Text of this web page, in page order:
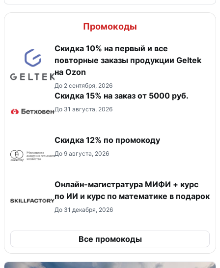
Промокоды
Скидка 10% на первый и все
повторные заказы продукции Geltek
на Ozon
До 2 сентября, 2026
Скидка 15% на заказ от 5000 руб.
До 31 августа, 2026
Скидка 12% по промокоду
До 9 августа, 2026
Онлайн-магистратура МИФИ + курс
по ИИ и курс по математике в подарок
До 31 декабря, 2026
Все промокоды